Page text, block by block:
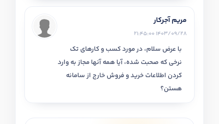
مریم آجرکار
1403/09/28 21:45:00
با عرض سلام، در مورد کسب و کارهای تک
نرخی که صحبت شده، آیا همه آنها مجاز به وارد
کردن اطلاعات خرید و فروش خارج از سامانه
هستن؟